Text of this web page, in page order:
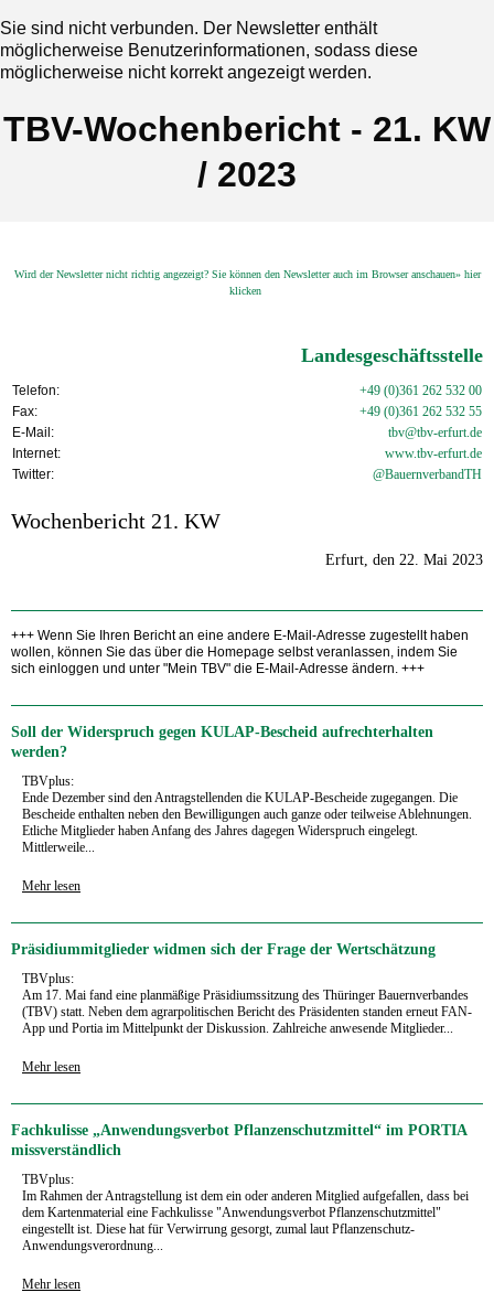
Sie sind nicht verbunden. Der Newsletter enthält
möglicherweise Benutzerinformationen, sodass diese
möglicherweise nicht korrekt angezeigt werden.
TBV-Wochenbericht - 21. KW
/ 2023
Wird der Newsletter nicht richtig angezeigt? Sie können den Newsletter auch im Browser anschauen» hier
klicken
Landesgeschäftsstelle
Telefon:
+49 (0)361 262 532 00
Fax:
+49 (0)361 262 532 55
E-Mail:
tbv@tbv-erfurt.de
Internet:
www.tbv-erfurt.de
Twitter:
@BauernverbandTH
Wochenbericht 21. KW
Erfurt, den 22. Mai 2023
+++ Wenn Sie Ihren Bericht an eine andere E-Mail-Adresse zugestellt haben
wollen, können Sie das über die Homepage selbst veranlassen, indem Sie
sich einloggen und unter "Mein TBV" die E-Mail-Adresse ändern. +++
Soll der Widerspruch gegen KULAP-Bescheid aufrechterhalten
werden?
TBVplus:
Ende Dezember sind den Antragstellenden die KULAP-Bescheide zugegangen. Die
Bescheide enthalten neben den Bewilligungen auch ganze oder teilweise Ablehnungen.
Etliche Mitglieder haben Anfang des Jahres dagegen Widerspruch eingelegt.
Mittlerweile...
Mehr lesen
Präsidiummitglieder widmen sich der Frage der Wertschätzung
TBVplus:
Am 17. Mai fand eine planmäßige Präsidiumssitzung des Thüringer Bauernverbandes
(TBV) statt. Neben dem agrarpolitischen Bericht des Präsidenten standen erneut FAN-
App und Portia im Mittelpunkt der Diskussion. Zahlreiche anwesende Mitglieder...
Mehr lesen
Fachkulisse „Anwendungsverbot Pflanzenschutzmittel“ im PORTIA
missverständlich
TBVplus:
Im Rahmen der Antragstellung ist dem ein oder anderen Mitglied aufgefallen, dass bei
dem Kartenmaterial eine Fachkulisse "Anwendungsverbot Pflanzenschutzmittel"
eingestellt ist. Diese hat für Verwirrung gesorgt, zumal laut Pflanzenschutz-
Anwendungsverordnung...
Mehr lesen